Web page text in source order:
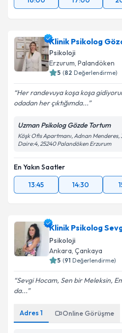
Klinik Psikolog
Psikoloji
Erzurum, Palandöken
5 (82 Değerlendirme)
Her randevuya koşa koşa
odadan her çıktığımda...
Uzman Psikolog Gözde Tortum
Köşk Ofis Apartmanı, Adnan Menderes,
Daire:4, 25240 Palandöken Erzurum
En Yakın Saatler
13:45
14:30
Klinik Psikolog
Psikoloji
Ankara, Çankaya
5 (91 Değerlendirme)
Sevgi Hocam, Sen bir Meleksin,
da...
Adres 1 Online Görüşme